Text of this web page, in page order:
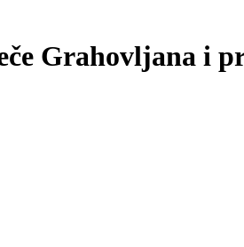
Grahovljana i